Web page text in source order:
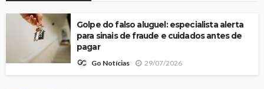
Golpe do falso aluguel: especialista alerta
para sinais de fraude e cuidados antes de
pagar
Go Notícias 29/07/2026